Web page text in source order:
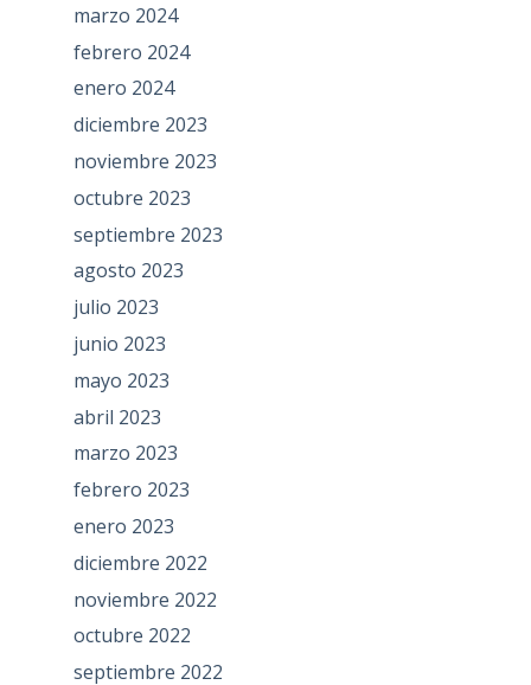
marzo 2024
febrero 2024
enero 2024
diciembre 2023
noviembre 2023
octubre 2023
septiembre 2023
agosto 2023
julio 2023
junio 2023
mayo 2023
abril 2023
marzo 2023
febrero 2023
enero 2023
diciembre 2022
noviembre 2022
octubre 2022
septiembre 2022